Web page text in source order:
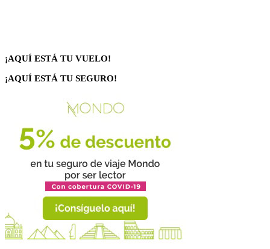
¡AQUÍ ESTÁ TU VUELO!
¡AQUÍ ESTÁ TU SEGURO!